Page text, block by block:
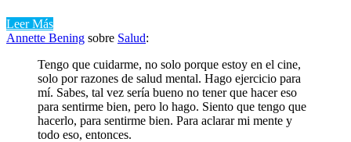
Leer Más
Annette Bening sobre Salud:
Tengo que cuidarme, no solo porque estoy en el cine,
solo por razones de salud mental. Hago ejercicio para
mí. Sabes, tal vez sería bueno no tener que hacer eso
para sentirme bien, pero lo hago. Siento que tengo que
hacerlo, para sentirme bien. Para aclarar mi mente y
todo eso, entonces.